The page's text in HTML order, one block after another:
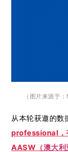
（图片来源于
从本轮获邀的数
professional，
AASW（澳大利